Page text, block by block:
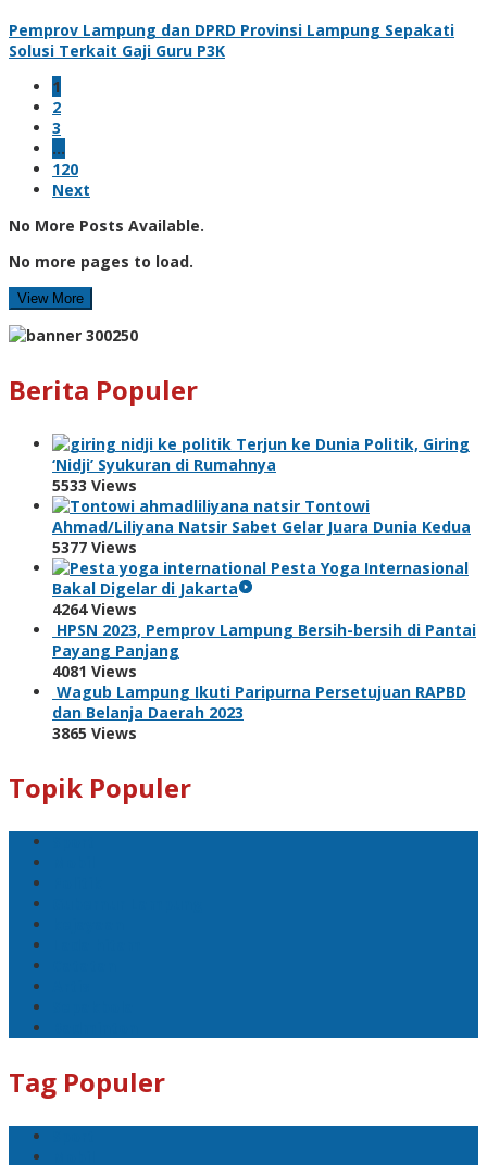
Pemprov Lampung dan DPRD Provinsi Lampung Sepakati
Solusi Terkait Gaji Guru P3K
1
2
3
…
120
Next
No More Posts Available.
No more pages to load.
View More
Berita Populer
Terjun ke Dunia Politik, Giring
‘Nidji’ Syukuran di Rumahnya
5533 Views
Tontowi
Ahmad/Liliyana Natsir Sabet Gelar Juara Dunia Kedua
5377 Views
Pesta Yoga Internasional
Bakal Digelar di Jakarta
4264 Views
HPSN 2023, Pemprov Lampung Bersih-bersih di Pantai
Payang Panjang
4081 Views
Wagub Lampung Ikuti Paripurna Persetujuan RAPBD
dan Belanja Daerah 2023
3865 Views
Topik Populer
Tag Populer